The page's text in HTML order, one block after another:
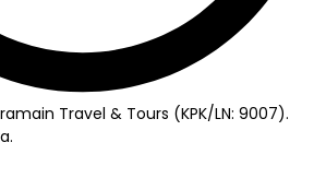
Travel & Tours (KPK/LN: 9007).